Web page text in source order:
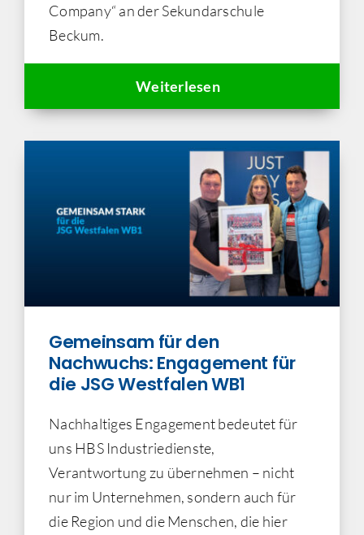
Company“ an der Sekundarschule
Beckum.
Weiterlesen
Gemeinsam für den
Nachwuchs: Engagement für
die JSG Westfalen WB1
Nachhaltiges Engagement bedeutet für
uns HBS Industriedienste,
Verantwortung zu übernehmen – nicht
nur im Unternehmen, sondern auch für
die Region und die Menschen, die hier